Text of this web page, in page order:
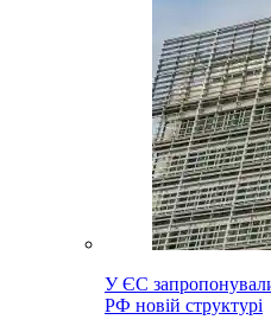
У ЄС
РФ новій структурі